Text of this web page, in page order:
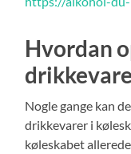
Hvordan
Nogle gange kan
drikkevarer i
køleskabet